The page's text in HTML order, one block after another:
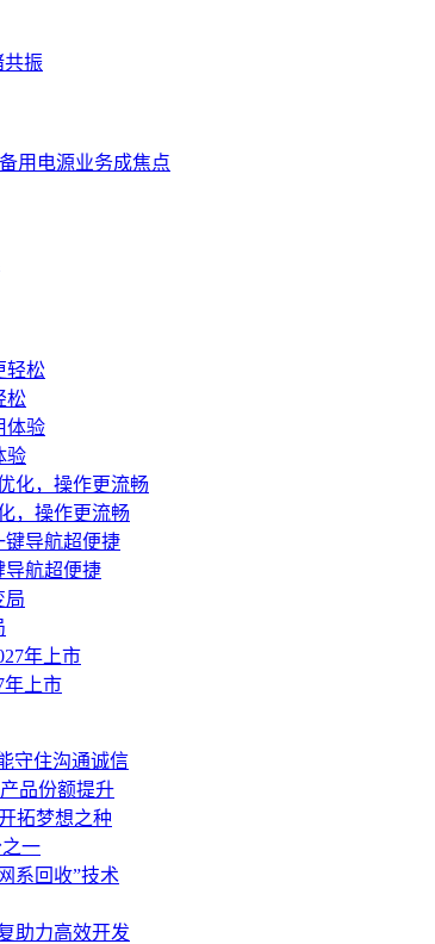
共振
用电源业务成焦点
松
验
，操作更流畅
导航超便捷
年上市
守住沟通诚信
品份额提升
拓梦想之种
一
系回收”技术
助力高效开发